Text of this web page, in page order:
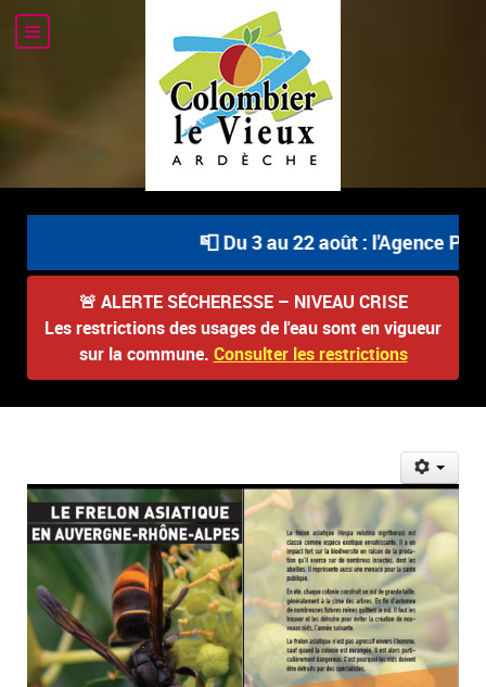
📮 Du 3 au 22 août : l'Agence
🚨 ALERTE SÉCHERESSE – NIVEAU CRISE
Les restrictions des usages de l'eau sont en vigueur
sur la commune. Consulter les restrictions